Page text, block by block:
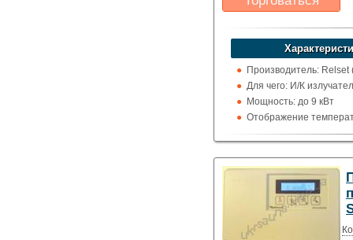
Указать цену
Производитель: Relset
Для чего: И/К
Мощность: до 9 кВт
Отображение
цельсия